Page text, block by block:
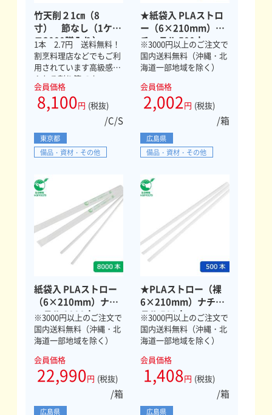
竹天削２1㎝（8
寸） 節なし（1ケー
ス3000膳入り）
1本 2.7円 送料無料！
割烹料理店などでもご利
用されています高級感あ
ふれる割り箸です。
会員価格
8,100円 (税抜)
/C/S
東京都
備品・資材・その他
★紙袋入 PLAストロ
ー（6×210mm）ナ
チュラル 500本
※3000円以上のご注文で
国内送料無料（沖縄・北
海道一部地域を除く）
会員価格
2,002円 (税抜)
/箱
広島県
備品・資材・その他
紙袋入 PLAストロー
（6×210mm）ナチ
ュラル 8000本
※3000円以上のご注文で
国内送料無料（沖縄・北
海道一部地域を除く）
会員価格
22,990円 (税抜)
/箱
広島県
★PLAストロー（裸
6×210mm）ナチュ
ラル 500本
※3000円以上のご注文で
国内送料無料（沖縄・北
海道一部地域を除く）
会員価格
1,408円 (税抜)
/箱
広島県